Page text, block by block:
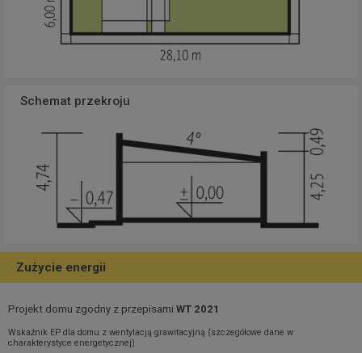
Schemat przekroju
Zużycie energii
Projekt domu zgodny z przepisami WT 2021
Wskaźnik EP dla domu z wentylacją grawitacyjną (szczegółowe dane w
charakterystyce energetycznej)